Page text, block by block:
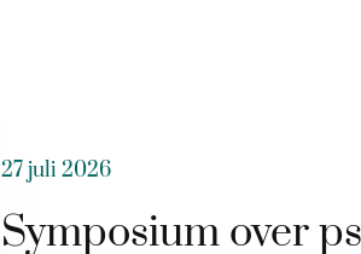
27 juli 2026
Symposium over